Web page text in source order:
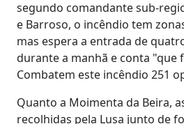
segundo comandante sub-
e Barroso, o incêndio tem
mas espera a entrada de
durante a manhã e conta "que
Combatem este incêndio 251
Quanto a Moimenta da Beira,
recolhidas pela Lusa junto de